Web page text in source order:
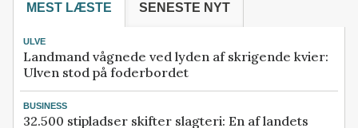
MEST LÆSTE SENESTE NYT
ULVE
Landmand vågnede ved lyden af skrigende kvier:
Ulven stod på foderbordet
BUSINESS
32.500 stipladser skifter slagteri: En af landets